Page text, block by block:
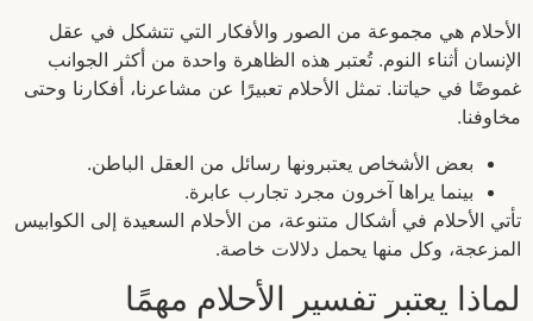
الأحلام هي مجموعة من الصور والأفكار التي تتشكل في عقل
الإنسان أثناء النوم. تُعتبر هذه الظاهرة واحدة من أكثر الجوانب
غموضًا في حياتنا. تمثل الأحلام تعبيرًا عن مشاعرنا، أفكارنا وحتى
مخاوفنا.
بعض الأشخاص يعتبرونها رسائل من العقل الباطن.
بينما يراها آخرون مجرد تجارب عابرة.
تأتي الأحلام في أشكال متنوعة، من الأحلام السعيدة إلى الكوابيس
المزعجة، وكل منها يحمل دلالات خاصة.
لماذا يعتبر تفسير الأحلام مهمًا